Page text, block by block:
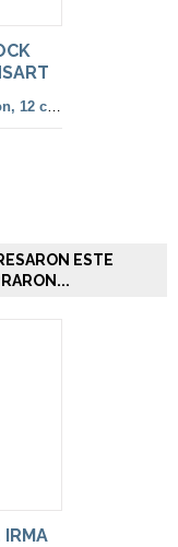
Figuras TF1 Tintinimagination, 12 cm. color y francesa
ESTE
IRMA